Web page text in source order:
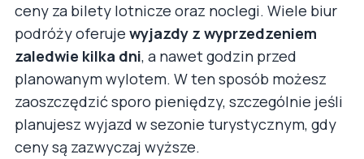
ceny za bilety lotnicze oraz noclegi. Wiele biur
podróży oferuje wyjazdy z wyprzedzeniem
zaledwie kilka dni, a nawet godzin przed
planowanym wylotem. W ten sposób możesz
zaoszczędzić sporo pieniędzy, szczególnie jeśli
planujesz wyjazd w sezonie turystycznym, gdy
ceny są zazwyczaj wyższe.